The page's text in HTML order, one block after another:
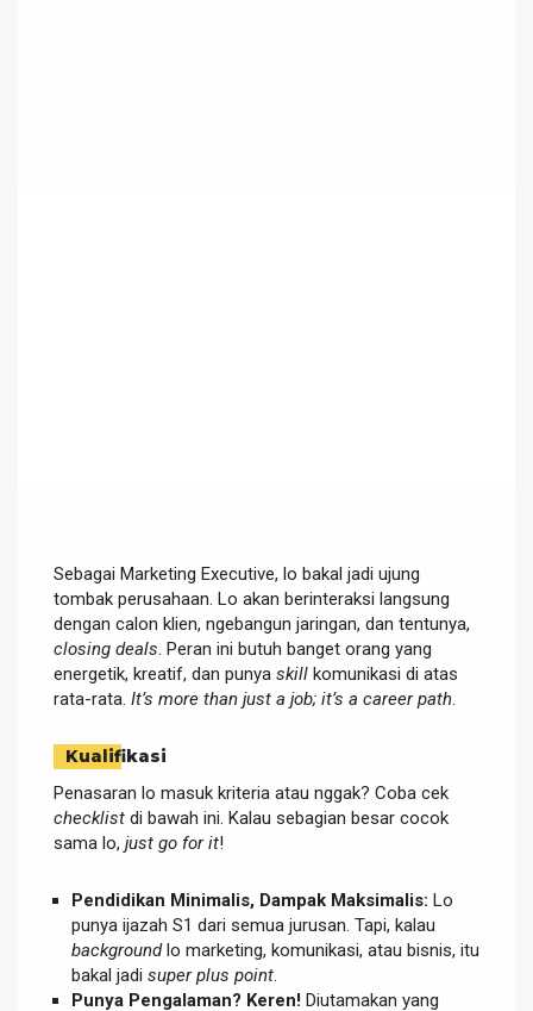
Sebagai Marketing Executive, lo bakal jadi ujung
tombak perusahaan. Lo akan berinteraksi langsung
dengan calon klien, ngebangun jaringan, dan tentunya,
closing deals . Peran ini butuh banget orang yang
energetik, kreatif, dan punya skill komunikasi di atas
rata-rata. It’s more than just a job; it’s a career path
Kualifikasi
Penasaran lo masuk kriteria atau nggak? Coba cek
checklist di bawah ini. Kalau sebagian besar cocok
sama lo, just go for it!
Pendidikan Minimalis, Dampak Maksimalis: Lo
punya ijazah S1 dari semua jurusan. Tapi, kalau
backgroundlo marketing, komunikasi, atau bisnis, itu
bakal jadi super plus point
Punya Pengalaman? Keren! Diutamakan yang